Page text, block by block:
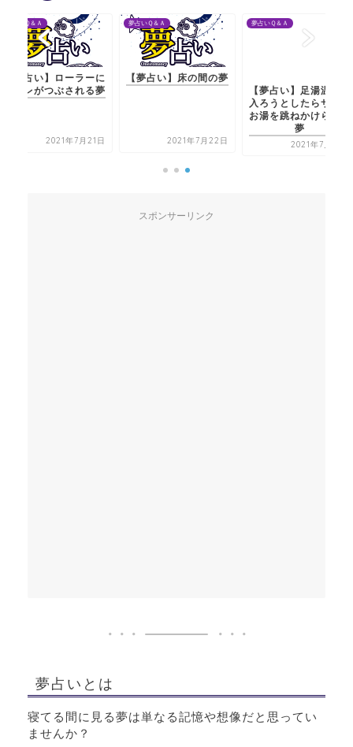
夢占いＱ＆Ａ
【夢占い】ローラーに
スミレがつぶされる夢
2021年7月21日
夢占いＱ＆Ａ
【夢占い】床の間の夢
2021年7月22日
夢占いＱ＆Ａ
入ろうとしたらサルに
お湯を跳ねかけられる
夢
2021年7月20日
スポンサーリンク
夢占いとは
寝てる間に見る夢は単なる記憶や想像だと思ってい
ませんか？